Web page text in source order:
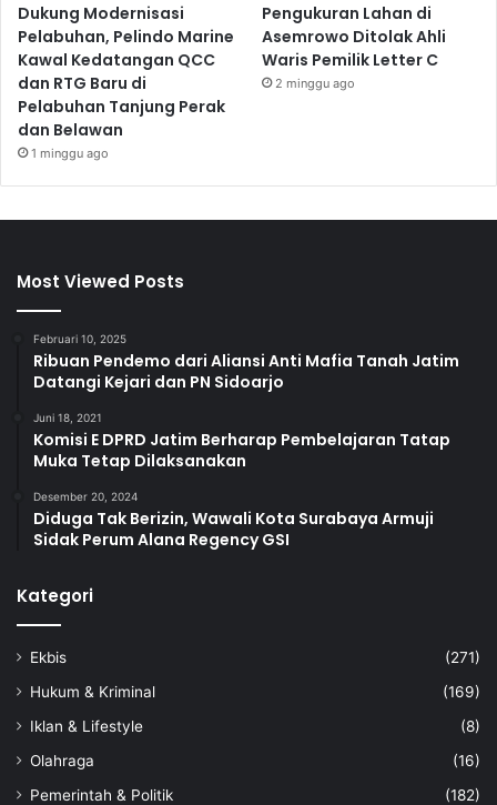
Dukung Modernisasi
Pelabuhan, Pelindo Marine
Kawal Kedatangan QCC
dan RTG Baru di
Pelabuhan Tanjung Perak
dan Belawan
1 minggu ago
Pengukuran Lahan di
Asemrowo Ditolak Ahli
Waris Pemilik Letter C
2 minggu ago
Most Viewed Posts
Februari 10, 2025
Ribuan Pendemo dari Aliansi Anti Mafia Tanah Jatim
Datangi Kejari dan PN Sidoarjo
Juni 18, 2021
Komisi E DPRD Jatim Berharap Pembelajaran Tatap
Muka Tetap Dilaksanakan
Desember 20, 2024
Diduga Tak Berizin, Wawali Kota Surabaya Armuji
Sidak Perum Alana Regency GSI
Kategori
Ekbis
(271)
Hukum & Kriminal
(169)
Iklan & Lifestyle
(8)
Olahraga
(16)
Pemerintah & Politik
(182)